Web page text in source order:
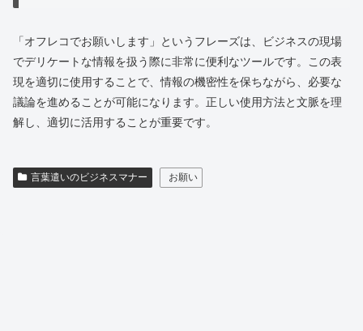
「オフレコでお願いします」というフレーズは、ビジネスの現場
でデリケートな情報を扱う際に非常に便利なツールです。この表
現を適切に使用することで、情報の機密性を保ちながら、必要な
議論を進めることが可能になります。正しい使用方法と文脈を理
解し、適切に活用することが重要です。
言葉遣いのビジネスマナー お願い